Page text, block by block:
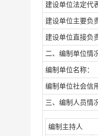
建设单位法定代
建设单位主要负
建设单位直接负
二、编制单位情
编制单位名称：
编制单位社会信
三、编制人员情
编制主持人